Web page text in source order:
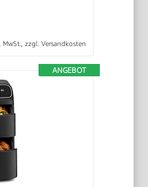
MwSt., zzgl. Versandkosten
ANGEBOT